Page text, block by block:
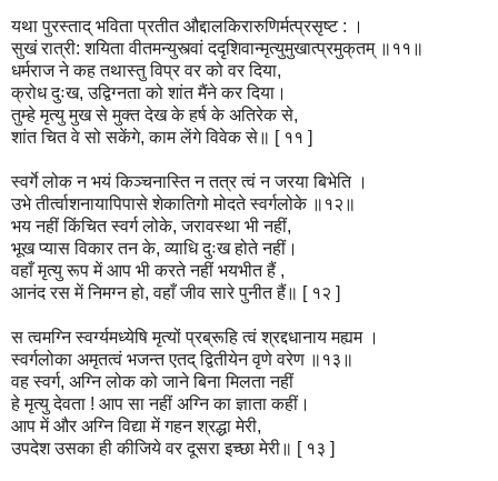
यथा पुरस्ताद् भविता प्रतीत औद्दालकिरारुणिर्मत्प्रसृष्ट : ।
सुखं रात्री: शयिता वीतमन्युस्त्वां ददृशिवान्मृत्युमुखात्प्रमुक्तम् ॥११॥
धर्मराज ने कह तथास्तु विप्र वर को वर दिया,
क्रोध दुःख, उद्विग्नता को शांत मैंने कर दिया।
तुम्हे मृत्यु मुख से मुक्त देख के हर्ष के अतिरेक से,
शांत चित वे सो सकेंगे, काम लेंगे विवेक से॥ [ ११ ]
स्वर्गे लोक न भयं किञ्चनास्ति न तत्र त्वं न जरया बिभेति ।
उभे तीर्त्वाशनायापिपासे शेकातिगो मोदते स्वर्गलोके ॥१२॥
भय नहीं किंचित स्वर्ग लोके, जरावस्था भी नहीं,
भूख प्यास विकार तन के, व्याधि दुःख होते नहीं।
वहाँ मृत्यु रूप में आप भी करते नहीं भयभीत हैं ,
आनंद रस में निमग्न हो, वहाँ जीव सारे पुनीत हैं॥ [ १२ ]
स त्वमग्नि स्वर्ग्यमध्येषि मृत्यों प्रब्रूहि त्वं श्रद्दधानाय मह्यम ।
स्वर्गलोका अमृतत्वं भजन्त एतद् द्वितीयेन वृणे वरेण ॥१३॥
वह स्वर्ग, अग्नि लोक को जाने बिना मिलता नहीं
हे मृत्यु देवता ! आप सा नहीं अग्नि का ज्ञाता कहीं।
आप में और अग्नि विद्या में गहन श्रद्धा मेरी,
उपदेश उसका ही कीजिये वर दूसरा इच्छा मेरी॥ [ १३ ]